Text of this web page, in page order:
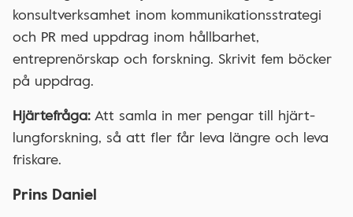
konsultverksamhet inom kommunikationsstrategi
och PR med uppdrag inom hållbarhet,
entreprenörskap och forskning. Skrivit fem böcker
på uppdrag.
Hjärtefråga:Att samla in mer pengar till hjärt-
lungforskning, så att fler får leva längre och leva
friskare.
Prins Daniel